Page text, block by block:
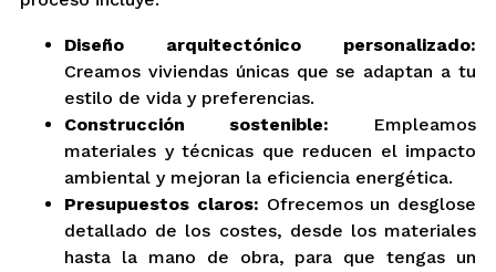
Diseño arquitectónico personalizado:
Creamos viviendas únicas que se adaptan a tu
estilo de vida y preferencias.
Construcción sostenible: Empleamos
materiales y técnicas que reducen el impacto
ambiental y mejoran la eficiencia energética.
Presupuestos claros: Ofrecemos un desglose
detallado de los costes, desde los materiales
hasta la mano de obra, para que tengas un